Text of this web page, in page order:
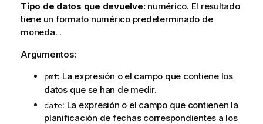
Tipo de datos que devuelve: numérico. El resultado
tiene un formato numérico predeterminado de
moneda. .
Argumentos:
pmt: La expresión o el campo que contiene los
datos que se han de medir.
date: La expresión o el campo que contienen la
planificación de fechas correspondientes a los